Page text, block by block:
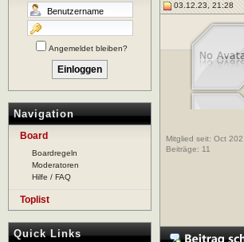
Angemeldet bleiben?
Navigation
Board
Boardregeln
Moderatoren
Hilfe / FAQ
Toplist
Quick Links
03.12.23, 21:28
Mitglied seit: Oct
Beiträge: 11